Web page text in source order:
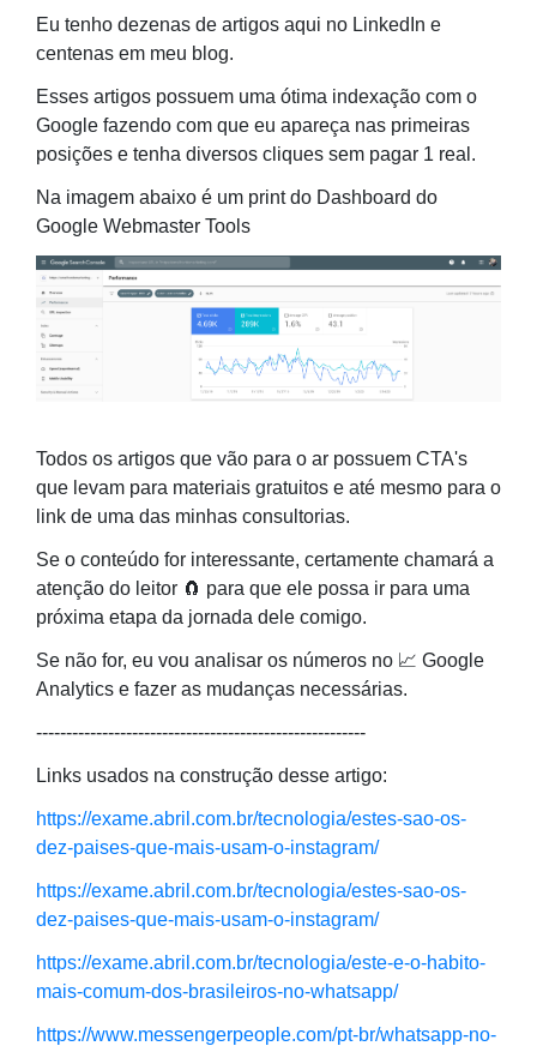
Eu tenho dezenas de artigos aqui no LinkedIn e
centenas em meu blog.
Esses artigos possuem uma ótima indexação com o
Google fazendo com que eu apareça nas primeiras
posições e tenha diversos cliques sem pagar 1 real.
Na imagem abaixo é um print do Dashboard do
Google Webmaster Tools
Todos os artigos que vão para o ar possuem CTA's
que levam para materiais gratuitos e até mesmo para o
link de uma das minhas consultorias.
Se o conteúdo for interessante, certamente chamará a
atenção do leitor 🧲 para que ele possa ir para uma
próxima etapa da jornada dele comigo.
Se não for, eu vou analisar os números no 📈 Google
Analytics e fazer as mudanças necessárias.
-------------------------------------------------------
Links usados na construção desse artigo:
https://exame.abril.com.br/tecnologia/estes-sao-os-
dez-paises-que-mais-usam-o-instagram/
https://exame.abril.com.br/tecnologia/estes-sao-os-
dez-paises-que-mais-usam-o-instagram/
https://exame.abril.com.br/tecnologia/este-e-o-habito-
mais-comum-dos-brasileiros-no-whatsapp/
https://www.messengerpeople.com/pt-br/whatsapp-no-